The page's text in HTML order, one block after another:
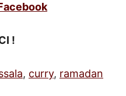
!
, curry, ramadan